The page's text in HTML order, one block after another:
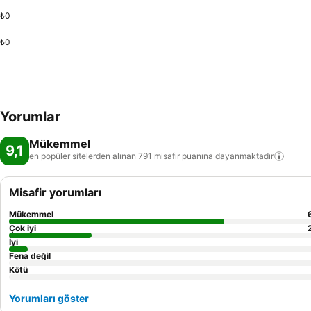
₺0
₺0
Yorumlar
9,1 Mükemmel
en popüler sitelerden alınan 791 misafir puanına dayanmaktadır
Misafir yorumları
Mükemmel
Çok iyi
İyi
Fena değil
Kötü
Yorumları göster